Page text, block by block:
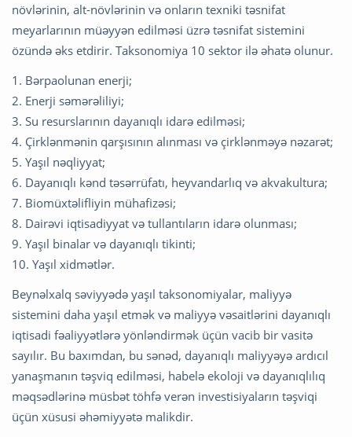
növlərinin, alt-növlərinin və onların texniki təsnifat
meyarlarının müəyyən edilməsi üzrə təsnifat sistemini
özündə əks etdirir. Taksonomiya 10 sektor ilə əhatə olunur.
1. Bərpaolunan enerji;
2. Enerji səmərəliliyi;
3. Su resurslarının dayanıqlı idarə edilməsi;
4. Çirklənmənin qarşısının alınması və çirklənməyə nəzarət;
5. Yaşıl nəqliyyat;
6. Dayanıqlı kənd təsərrüfatı, heyvandarlıq və akvakultura;
7. Biomüxtəlifliyin mühafizəsi;
8. Dairəvi iqtisadiyyat və tullantıların idarə olunması;
9. Yaşıl binalar və dayanıqlı tikinti;
10. Yaşıl xidmətlər.
Beynəlxalq səviyyədə yaşıl taksonomiyalar, maliyyə
sistemini daha yaşıl etmək və maliyyə vəsaitlərini dayanıqlı
iqtisadi fəaliyyətlərə yönləndirmək üçün vacib bir vasitə
sayılır. Bu baxımdan, bu sənəd, dayanıqlı maliyyəyə ardıcıl
yanaşmanın təşviq edilməsi, habelə ekoloji və dayanıqlılıq
məqsədlərinə müsbət töhfə verən investisiyaların təşviqi
üçün xüsusi əhəmiyyətə malikdir.